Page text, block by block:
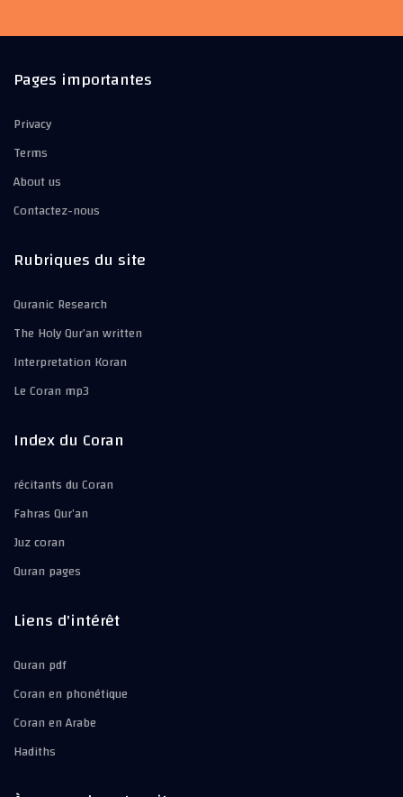
Pages importantes
Privacy
Terms
About us
Contactez-nous
Rubriques du site
Quranic Research
The Holy Qur’an written
Interpretation Koran
Le Coran mp3
Index du Coran
récitants du Coran
Fahras Qur’an
Juz coran
Quran pages
Liens d'intérêt
Quran pdf
Coran en phonétique
Coran en Arabe
Hadiths